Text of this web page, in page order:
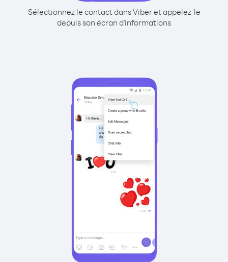
Sélectionnez le contact dans Viber et appelez-le
depuis son écran d'informations